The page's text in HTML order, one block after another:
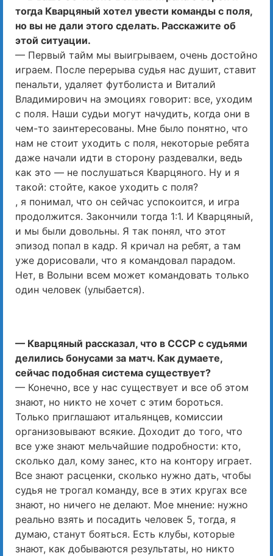
тогда Кварцяный хотел увести команды с поля,
но вы не дали этого сделать. Расскажите об
этой ситуации.
— Первый тайм мы выигрываем, очень достойно
играем. После перерыва судья нас душит, ставит
пенальти, удаляет футболиста и Виталий
Владимирович на эмоциях говорит: все, уходим
с поля. Наши судьи могут начудить, когда они в
чем-то заинтересованы. Мне было понятно, что
нам не стоит уходить с поля, некоторые ребята
даже начали идти в сторону раздевалки, ведь
как это — не послушаться Кварцяного. Ну и я
такой: стойте, какое уходить с поля?
, я понимал, что он сейчас успокоится, и игра
продолжится. Закончили тогда 1:1. И Кварцяный,
и мы были довольны. Я так понял, что этот
эпизод попал в кадр. Я кричал на ребят, а там
уже дорисовали, что я командовал парадом.
Нет, в Волыни всем может командовать только
один человек (улыбается).
— Кварцяный рассказал, что в СССР с судьями
делились бонусами за матч. Как думаете,
сейчас подобная система существует?
— Конечно, все у нас существует и все об этом
знают, но никто не хочет с этим бороться.
Только приглашают итальянцев, комиссии
организовывают всякие. Доходит до того, что
все уже знают мельчайшие подробности: кто,
сколько дал, кому занес, кто на контору играет.
Все знают расценки, сколько нужно дать, чтобы
судья не трогал команду, все в этих кругах все
знают, но ничего не делают. Мое мнение: нужно
реально взять и посадить человек 5, тогда, я
думаю, станут бояться. Есть клубы, которые
знают, как добываются результаты, но никто